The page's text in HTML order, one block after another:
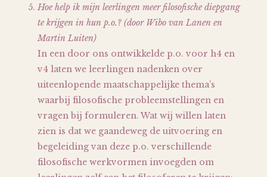
Hoe help ik mijn leerlingen meer filosofische diepgang
te krijgen in hun p.o.? (door Wibo van Lanen en
Martin Luiten)
In een door ons ontwikkelde p.o. voor h4 en
v4 laten we leerlingen nadenken over
uiteenlopende maatschappelijke thema’s
waarbij filosofische probleemstellingen en
vragen bij formuleren. Wat wij willen laten
zien is dat we gaandeweg de uitvoering en
begeleiding van deze p.o. verschillende
filosofische werkvormen invoegden om